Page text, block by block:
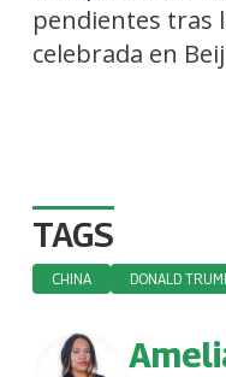
pendientes tras
celebrada en
TAGS
CHINA DONALD